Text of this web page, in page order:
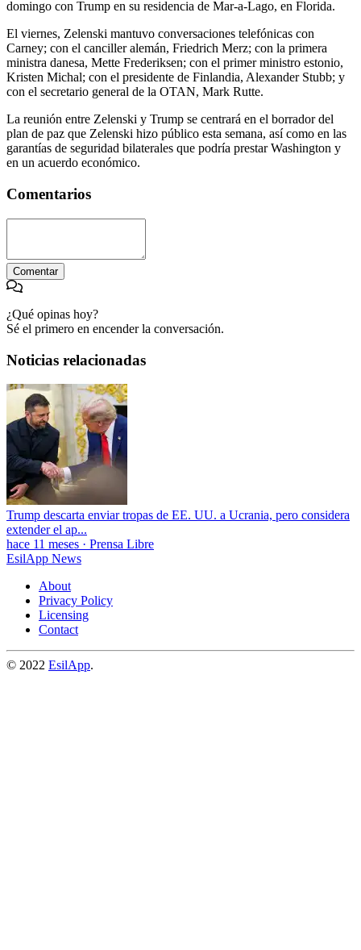
domingo con Trump en su residencia de Mar-a-Lago, en Florida.
El viernes, Zelenski mantuvo conversaciones telefónicas con
Carney; con el canciller alemán, Friedrich Merz; con la primera
ministra danesa, Mette Frederiksen; con el primer ministro estonio,
Kristen Michal; con el presidente de Finlandia, Alexander Stubb; y
con el secretario general de la OTAN, Mark Rutte.
La reunión entre Zelenski y Trump se centrará en el borrador del
plan de paz que Zelenski hizo público esta semana, así como en las
garantías de seguridad bilaterales que podría prestar Washington y
en un acuerdo económico.
Comentarios
Comentar
¿Qué opinas hoy?
Sé el primero en encender la conversación.
Noticias relacionadas
Trump descarta enviar tropas de EE. UU. a Ucrania, pero considera
extender el ap...
hace 11 meses · Prensa Libre
EsilApp News
About
Privacy Policy
Licensing
Contact
© 2022 EsilApp.